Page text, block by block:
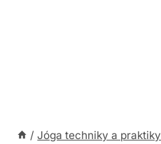
/ Jóga techniky a praktiky